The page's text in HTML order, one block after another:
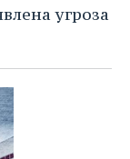
угроза